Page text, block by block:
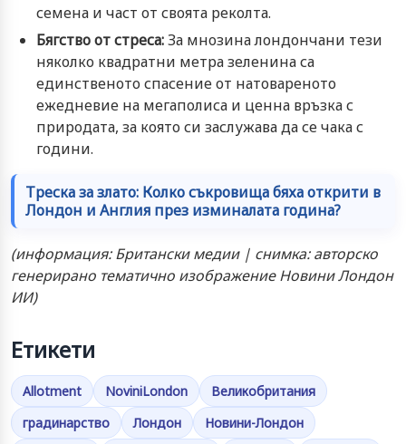
семена и част от своята реколта.
Бягство от стреса:За мнозина лондончани тези
няколко квадратни метра зеленина са
единственото спасение от натовареното
ежедневие на мегаполиса и ценна връзка с
природата, за която си заслужава да се чака с
години.
Треска за злато: Колко съкровища бяха открити в
Лондон и Англия през изминалата година?
(информация: Британски медии | снимка: авторско
генерирано тематично изображение Новини Лондон
ИИ)
Етикети
Allotment NoviniLondon
Великобритания
градинарство
Лондон
Новини-Лондон